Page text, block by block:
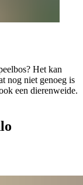
Het kan
nog niet genoeg is
een dierenweide.